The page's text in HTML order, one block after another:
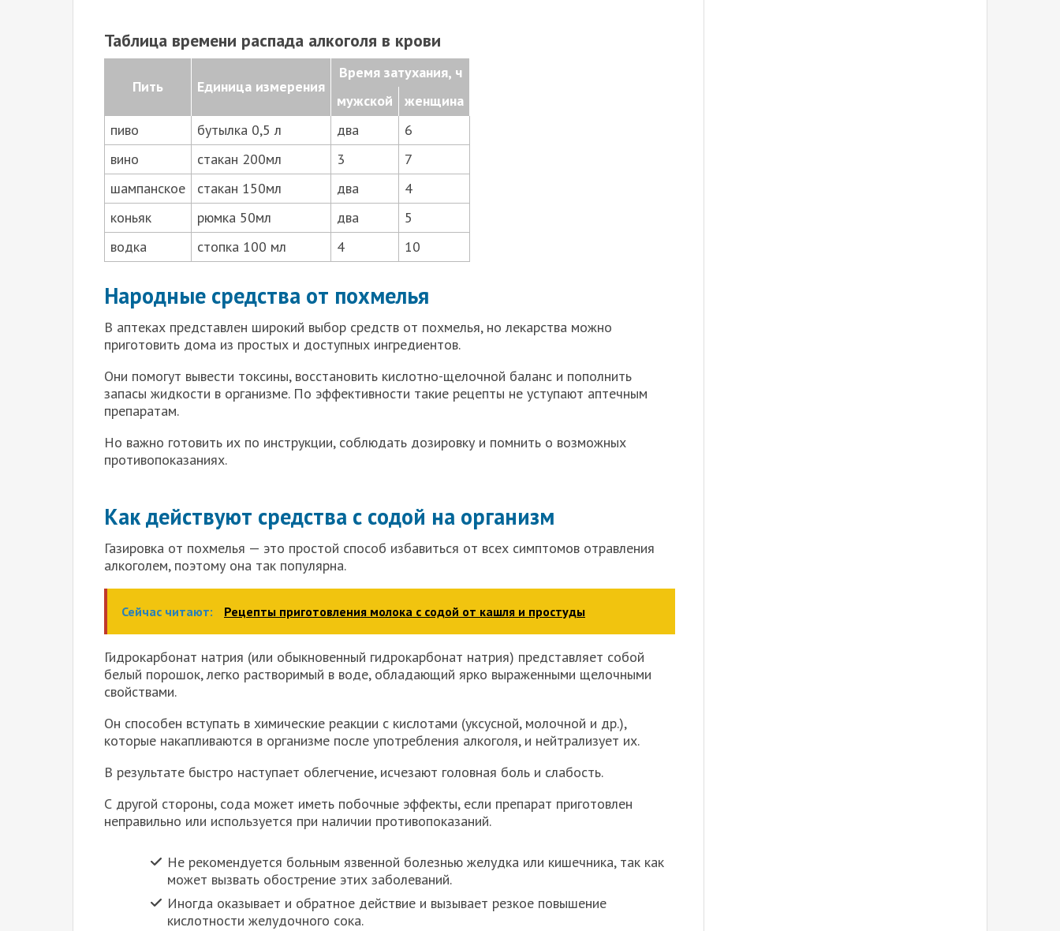
Таблица времени распада алкоголя в крови
Пить Единица измерения
Время затухания, ч
мужской
женщина
пиво
бутылка 0,5 л два
6
вино
стакан 200мл 3
7
шампанское
стакан 150мл два
4
коньяк
рюмка 50мл два
5
водка
стопка 100 мл 4 10
Народные средства от похмелья
В аптеках представлен широкий выбор средств от похмелья, но лекарства можно
приготовить дома из простых и доступных ингредиентов.
Они помогут вывести токсины, восстановить кислотно-щелочной баланс и пополнить
запасы жидкости в организме. По эффективности такие рецепты не уступают аптечным
препаратам.
Но важно готовить их по инструкции, соблюдать дозировку и помнить о возможных
противопоказаниях.
Как действуют средства с содой на организм
Газировка от похмелья — это простой способ избавиться от всех симптомов отравления
алкоголем, поэтому она так популярна.
Сейчас читают: Рецепты приготовления молока с содой от кашля и простуды
Гидрокарбонат натрия (или обыкновенный гидрокарбонат натрия) представляет собой
белый порошок, легко растворимый в воде, обладающий ярко выраженными щелочными
свойствами.
Он способен вступать в химические реакции с кислотами (уксусной, молочной и др.),
которые накапливаются в организме после употребления алкоголя, и нейтрализует их.
В результате быстро наступает облегчение, исчезают головная боль и слабость.
С другой стороны, сода может иметь побочные эффекты, если препарат приготовлен
неправильно или используется при наличии противопоказаний.
Не рекомендуется больным язвенной болезнью желудка или кишечника, так как
может вызвать обострение этих заболеваний.
Иногда оказывает и обратное действие и вызывает резкое повышение
кислотности желудочного сока.